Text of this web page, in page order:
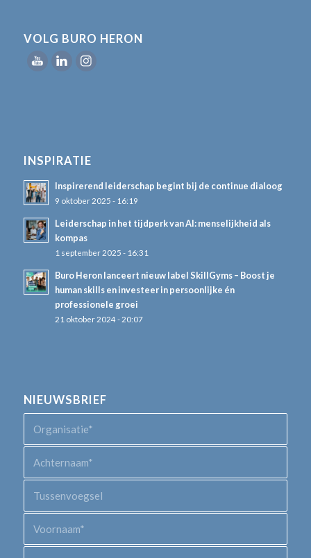
VOLG BURO HERON
INSPIRATIE
Inspirerend leiderschap begint bij de continue dialoog
9 oktober 2025 - 16:19
Leiderschap in het tijdperk van AI: menselijkheid als
kompas
1 september 2025 - 16:31
Buro Heron lanceert nieuw label SkillGyms – Boost je
human skills en investeer in persoonlijke én
professionele groei
21 oktober 2024 - 20:07
NIEUWSBRIEF